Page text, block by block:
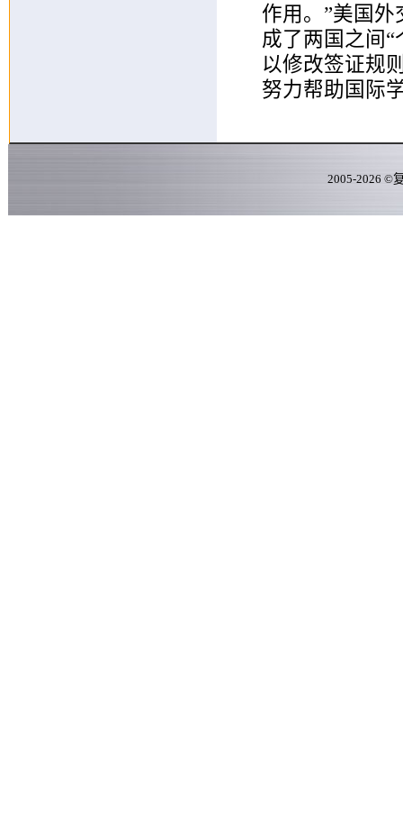
作用。”美国
成了两国之间
以修改签证规
努力帮助国际
2005-2026 ©